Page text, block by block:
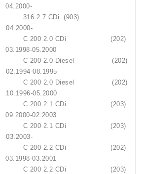
316 2.7 CDi (903)
C 200 2.0 CDi (202)
03.1998-05.2000
C 200 2.0 Diesel (202)
02.1994-08.1995
C 200 2.0 Diesel (202)
10.1996-05.2000
C 200 2.1 CDi (203)
09.2000-02.2003
C 200 2.1 CDi (203)
C 200 2.2 CDi (202)
03.1998-03.2001
C 200 2.2 CDi (203)